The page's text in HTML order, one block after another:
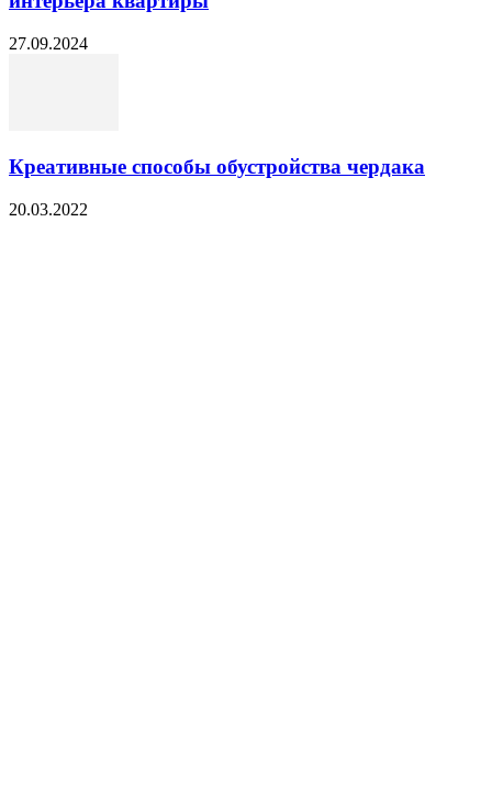
27.09.2024
Креативные способы обустройства чердака
20.03.2022